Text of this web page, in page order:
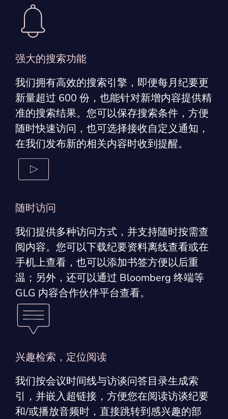
强大的搜索功能
我们拥有高效的搜索引擎，即便每月纪要更
新量超过 600 份，也能针对新增内容提供精
准的搜索结果。您可以保存搜索条件，方便
随时快速访问，也可选择接收自定义通知，
在我们发布新的相关内容时收到提醒。
随时访问
我们提供多种访问方式，并支持随时按需查
阅内容。您可以下载纪要资料离线查看或在
手机上查看，也可以添加书签方便以后重
温；另外，还可以通过 Bloomberg 终端等
GLG 内容合作伙伴平台查看。
兴趣检索，定位阅读
我们按会议时间线与访谈问答目录生成索
引，并嵌入超链接，方便您在阅读访谈纪要
和/或播放音频时，直接跳转到感兴趣的部